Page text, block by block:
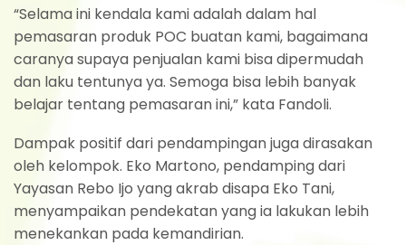
“Selama ini kendala kami adalah dalam hal
pemasaran produk POC buatan kami, bagaimana
caranya supaya penjualan kami bisa dipermudah
dan laku tentunya ya. Semoga bisa lebih banyak
belajar tentang pemasaran ini,” kata Fandoli.
Dampak positif dari pendampingan juga dirasakan
oleh kelompok. Eko Martono, pendamping dari
Yayasan Rebo Ijo yang akrab disapa Eko Tani,
menyampaikan pendekatan yang ia lakukan lebih
menekankan pada kemandirian.